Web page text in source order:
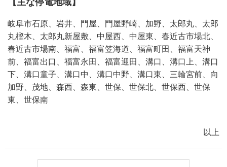
【主な停電地域】
岐阜市石原、岩井、門屋、門屋野崎、加野、太郎丸、太郎
丸樫木、太郎丸新屋敷、中屋西、中屋東、春近古市場北、
春近古市場南、福富、福富笠海道、福富町田、福富天神
前、福富出口、福富永田、福富迎田、溝口、溝口上、溝口
下、溝口童子、溝口中、溝口中野、溝口東、三輪宮前、向
加野、茂地、森西、森東、世保、世保北、世保西、世保
東、世保南
以上